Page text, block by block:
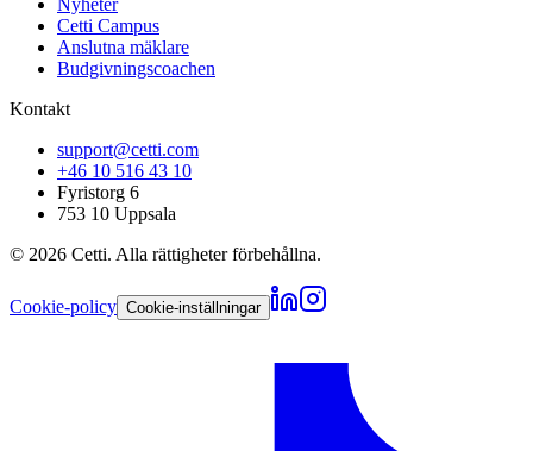
Nyheter
Cetti Campus
Anslutna mäklare
Budgivningscoachen
Kontakt
support@cetti.com
+46 10 516 43 10
Fyristorg 6
753 10 Uppsala
© 2026 Cetti. Alla rättigheter förbehållna.
Cookie-policy Cookie-inställningar